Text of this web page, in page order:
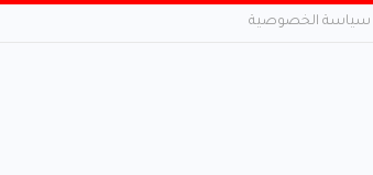
سياسة الخصوصية